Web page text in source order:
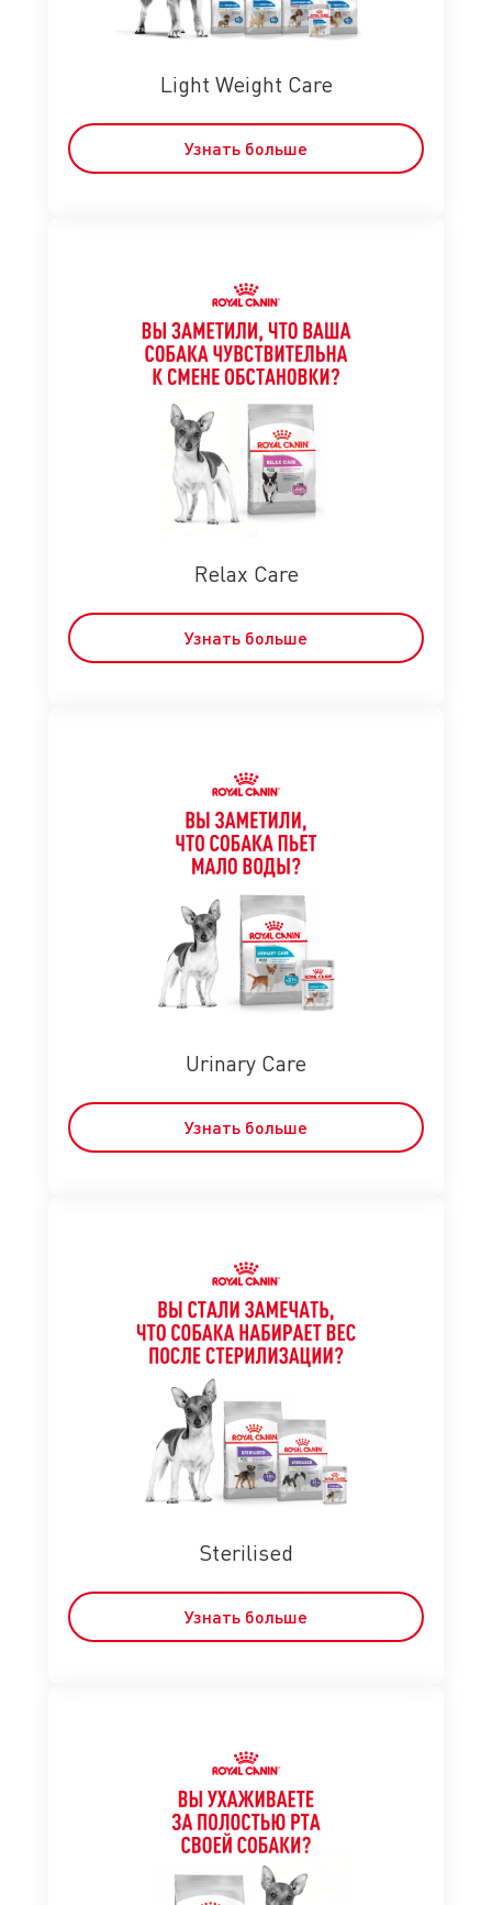
Light Weight Care
Узнать больше
Relax Care
Узнать больше
Urinary Care
Узнать больше
Sterilised
Узнать больше